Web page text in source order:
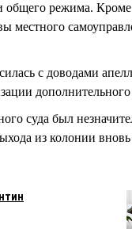
общего режима.
местного
с доводами
суда был
из колонии